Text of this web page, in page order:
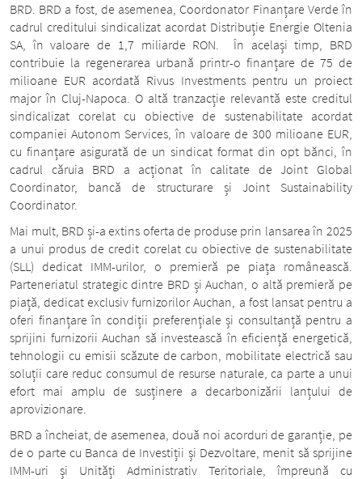
BRD. BRD a fost, de asemenea, Coordonator Finanțare Verde în
cadrul creditului sindicalizat acordat Distribuție Energie Oltenia
SA, în valoare de 1,7 miliarde RON. În același timp, BRD
contribuie la regenerarea urbană printr-o finanțare de 75 de
milioane EUR acordată Rivus Investments pentru un proiect
major în Cluj-Napoca. O altă tranzacție relevantă este creditul
sindicalizat corelat cu obiective de sustenabilitate acordat
companiei Autonom Services, în valoare de 300 milioane EUR,
cu finanțare asigurată de un sindicat format din opt bănci, în
cadrul căruia BRD a acționat în calitate de Joint Global
Coordinator, bancă de structurare și Joint Sustainability
Coordinator.
Mai mult, BRD și-a extins oferta de produse prin lansarea în 2025
a unui produs de credit corelat cu obiective de sustenabilitate
(SLL) dedicat IMM-urilor, o premieră pe piața românească.
Parteneriatul strategic dintre BRD și Auchan, o altă premieră pe
piață, dedicat exclusiv furnizorilor Auchan, a fost lansat pentru a
oferi finanțare în condiții preferențiale și consultanță pentru a
sprijini furnizorii Auchan să investească în eficiență energetică,
tehnologii cu emisii scăzute de carbon, mobilitate electrică sau
soluții care reduc consumul de resurse naturale, ca parte a unui
efort mai amplu de susținere a decarbonizării lanțului de
aprovizionare.
BRD a încheiat, de asemenea, două noi acorduri de garanție, pe
de o parte cu Banca de Investiții și Dezvoltare, menit să sprijine
IMM-uri și Unități Administrativ Teritoriale, împreună cu